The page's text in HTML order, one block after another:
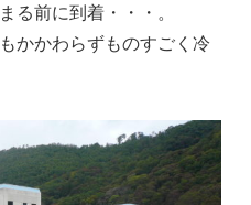
る前に到着・・・。
かかわらずものすごく冷